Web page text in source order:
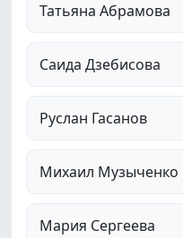
Татьяна Абрамова
Саида Дзебисова
Руслан Гасанов
Михаил Музыченко
Мария Сергеева